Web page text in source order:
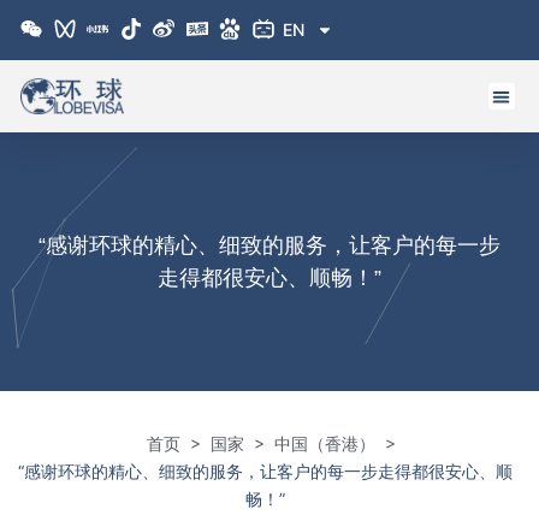
EN
“感谢环球的精心、细致的服务，让客户的每一步
走得都很安心、顺畅！”
首页 > 国家 > 中国（香港）
>
“感谢环球的精心、细致的服务，让客户的每一步走得都很安心、顺
畅！”